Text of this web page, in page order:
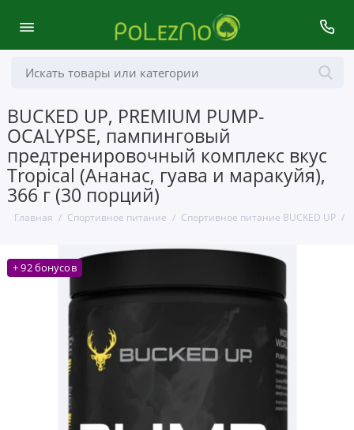
BUCKED UP, PREMIUM PUMP-
OCALYPSE, пампинговый
предтренировочный комплекс вкус
Tropical (Ананас, гуава и маракуйя),
366 г (30 порций)
Главная Спортивное питание Спортивное питание BUCKED UP
+ 92 бонусов